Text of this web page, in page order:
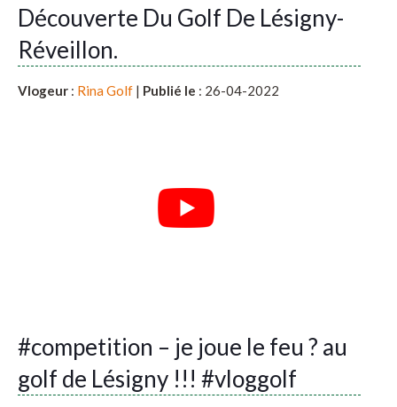
Découverte Du Golf De Lésigny-
Réveillon.
Vlogeur : Rina Golf | Publié le : 26-04-2022
#competition – je joue le feu ? au
golf de Lésigny !!! #vloggolf